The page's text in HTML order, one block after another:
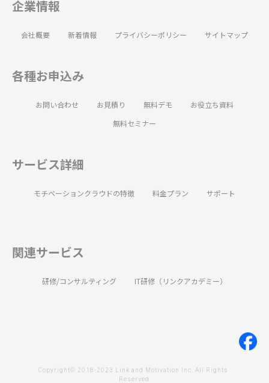
企業情報
会社概要 新着情報 プライバシーポリシー サイトマップ
各種お申込み
お問い合わせ お見積り 無料デモ
お役立ち資料
無料セミナー
サービス詳細
モチベーションクラウドの特徴 料金プラン サポート
関連サービス
研修/コンサルティング IT研修（リンクアカデミー）
Copyright© 2018-2023 Link and Motivation Inc. All Rights
Reserved